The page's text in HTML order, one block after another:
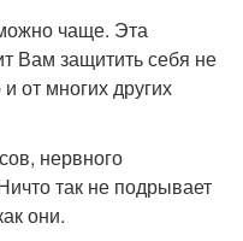
чаще. Эта
Вам защитить себя не
от многих других
нервного
так не подрывает
они.